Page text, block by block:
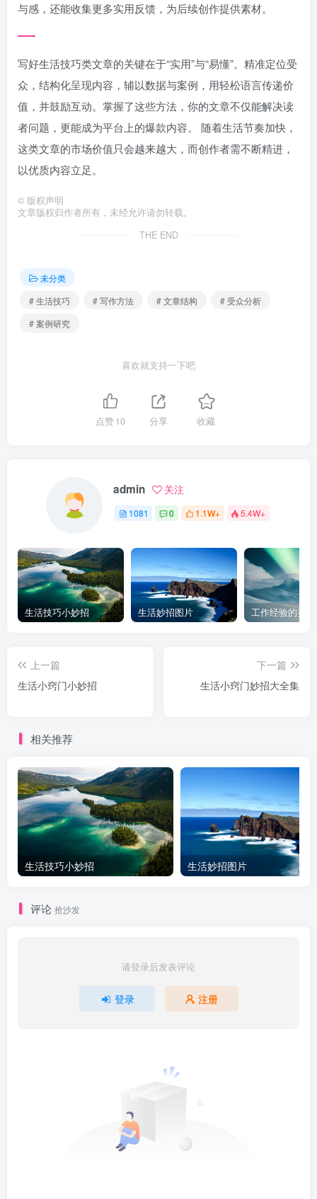
与感，还能收集更多实用反馈，为后续创作提供素材。
写好生活技巧类文章的关键在于“实用”与“易懂”。精准定位受
众，结构化呈现内容，辅以数据与案例，用轻松语言传递价
值，并鼓励互动。掌握了这些方法，你的文章不仅能解决读
者问题，更能成为平台上的爆款内容。 随着生活节奏加快，
这类文章的市场价值只会越来越大，而创作者需不断精进，
以优质内容立足。
© 版权声明
文章版权归作者所有，未经允许请勿转载。
THE END
未分类
# 生活技巧
# 写作方法 # 文章结构
# 受众分析
# 案例研究
喜欢就支持一下吧
点赞10 分享 收藏
admin 关注
1081 0 1.1W+ 5.4W+
生活技巧小妙招 生活妙招图片 工作经验的英
上一篇
生活小窍门小妙招
下一篇
生活小窍门妙招大全集
相关推荐
生活技巧小妙招 生活妙招图片
评论 抢沙发
请登录后发表评论
登录 注册